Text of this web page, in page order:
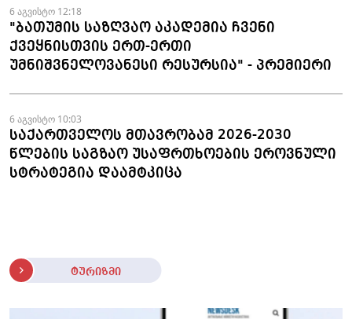
6 აგვისტო 12:18
"ბათუმის საზღვაო აკადემია ჩვენი
ქვეყნისთვის ერთ-ერთი
უმნიშვნელოვანესი რესურსია" - პრემიერი
6 აგვისტო 10:03
საქართველოს მთავრობამ 2026-2030
წლების საგზაო უსაფრთხოების ეროვნული
სტრატეგია დაამტკიცა
ტურიზმი